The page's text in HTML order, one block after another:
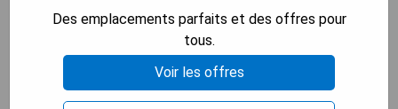
Des emplacements parfaits et des offres pour
tous.
Voir les offres